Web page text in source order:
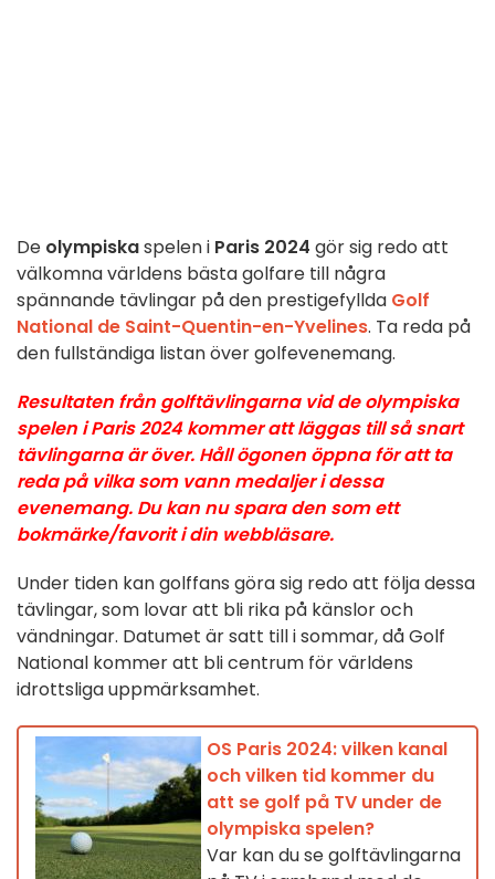
De olympiskaspelen i Paris 2024 gör sig redo att
välkomna världens bästa golfare till några
spännande tävlingar på den prestigefyllda Golf
National de Saint-Quentin-en-Yvelines. Ta reda på
den fullständiga listan över golfevenemang.
Resultaten från golftävlingarna vid de olympiska
spelen i Paris 2024 kommer att läggas till så snart
tävlingarna är över. Håll ögonen öppna för att ta
reda på vilka som vann medaljer i dessa
evenemang. Du kan nu spara den som ett
bokmärke/favorit i din webbläsare.
Under tiden kan golffans göra sig redo att följa dessa
tävlingar, som lovar att bli rika på känslor och
vändningar. Datumet är satt till i sommar, då Golf
National kommer att bli centrum för världens
idrottsliga uppmärksamhet.
OS Paris 2024: vilken kanal
och vilken tid kommer du
att se golf på TV under de
olympiska spelen?
Var kan du se golftävlingarna